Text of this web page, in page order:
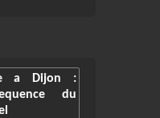
a Dijon :
du